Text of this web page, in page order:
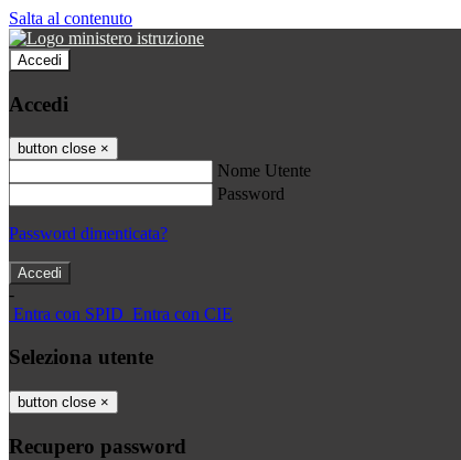
Salta al contenuto
Accedi
Accedi
button close ×
Nome Utente
Password
Password dimenticata?
-
Entra con SPID Entra con CIE
Seleziona utente
button close ×
Recupero password